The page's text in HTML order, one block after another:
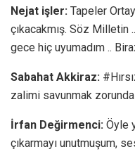
Nejat işler: Tapeler
çıkacakmış. Söz Milletin
gece hiç uyumadım ..
Sabahat Akkiraz:
zalimi savunmak zorunda
İrfan Değirmenci: Öyle
çıkarmayı unutmuşum,